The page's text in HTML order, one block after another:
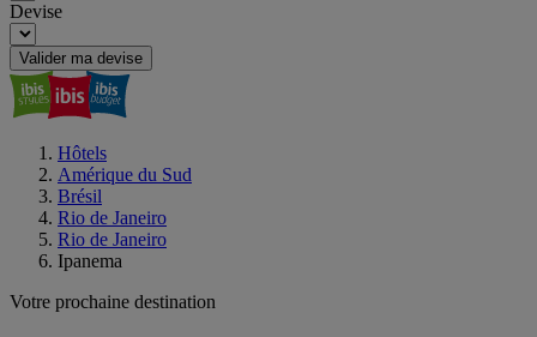
Devise
Valider ma devise
Hôtels
Amérique du Sud
Brésil
Rio de Janeiro
Rio de Janeiro
Ipanema
Votre prochaine destination